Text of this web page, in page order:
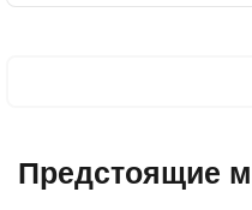
Предстоящие